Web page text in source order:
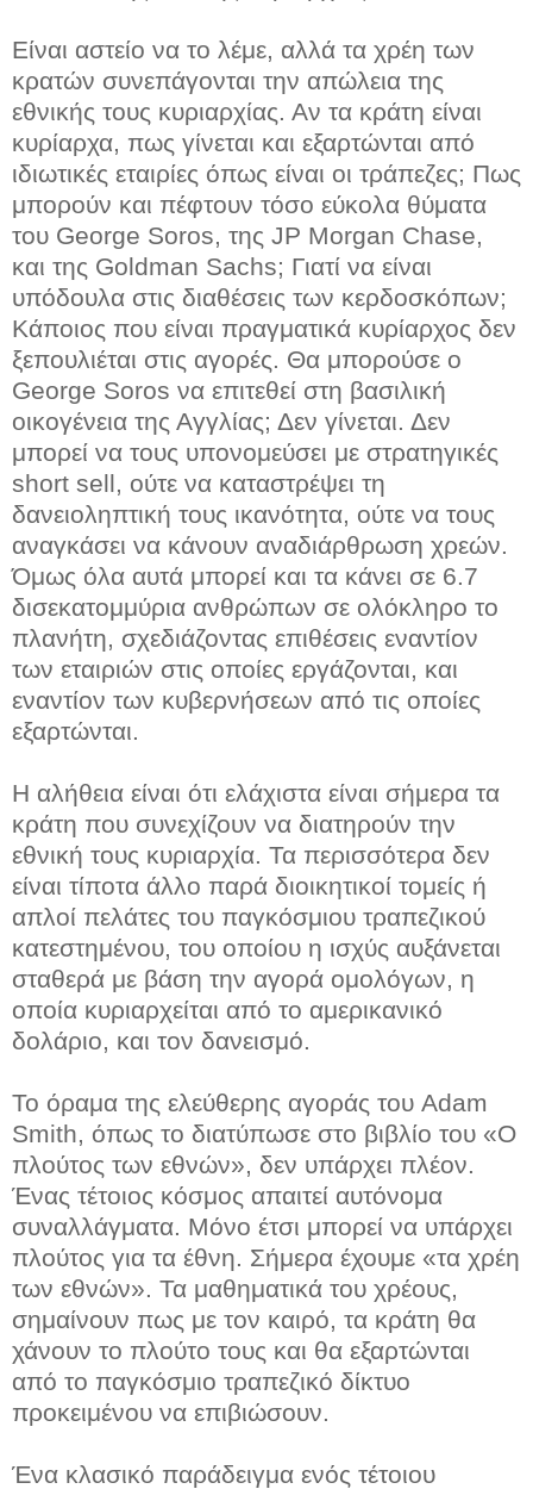
Είναι αστείο να το λέμε, αλλά τα χρέη των
κρατών συνεπάγονται την απώλεια της
εθνικής τους κυριαρχίας. Αν τα κράτη είναι
κυρίαρχα, πως γίνεται και εξαρτώνται από
ιδιωτικές εταιρίες όπως είναι οι τράπεζες; Πως
μπορούν και πέφτουν τόσο εύκολα θύματα
του George Soros, της JP Morgan Chase,
και της Goldman Sachs; Γιατί να είναι
υπόδουλα στις διαθέσεις των κερδοσκόπων;
Κάποιος που είναι πραγματικά κυρίαρχος δεν
ξεπουλιέται στις αγορές. Θα μπορούσε ο
George Soros να επιτεθεί στη βασιλική
οικογένεια της Αγγλίας; Δεν γίνεται. Δεν
μπορεί να τους υπονομεύσει με στρατηγικές
short sell, ούτε να καταστρέψει τη
δανειοληπτική τους ικανότητα, ούτε να τους
αναγκάσει να κάνουν αναδιάρθρωση χρεών.
Όμως όλα αυτά μπορεί και τα κάνει σε 6.7
δισεκατομμύρια ανθρώπων σε ολόκληρο το
πλανήτη, σχεδιάζοντας επιθέσεις εναντίον
των εταιριών στις οποίες εργάζονται, και
εναντίον των κυβερνήσεων από τις οποίες
εξαρτώνται.
Η αλήθεια είναι ότι ελάχιστα είναι σήμερα τα
κράτη που συνεχίζουν να διατηρούν την
εθνική τους κυριαρχία. Τα περισσότερα δεν
είναι τίποτα άλλο παρά διοικητικοί τομείς ή
απλοί πελάτες του παγκόσμιου τραπεζικού
κατεστημένου, του οποίου η ισχύς αυξάνεται
σταθερά με βάση την αγορά ομολόγων, η
οποία κυριαρχείται από το αμερικανικό
δολάριο, και τον δανεισμό.
Το όραμα της ελεύθερης αγοράς του Adam
Smith, όπως το διατύπωσε στο βιβλίο του «Ο
πλούτος των εθνών», δεν υπάρχει πλέον.
Ένας τέτοιος κόσμος απαιτεί αυτόνομα
συναλλάγματα. Μόνο έτσι μπορεί να υπάρχει
πλούτος για τα έθνη. Σήμερα έχουμε «τα χρέη
των εθνών». Τα μαθηματικά του χρέους,
σημαίνουν πως με τον καιρό, τα κράτη θα
χάνουν το πλούτο τους και θα εξαρτώνται
από το παγκόσμιο τραπεζικό δίκτυο
προκειμένου να επιβιώσουν.
Ένα κλασικό παράδειγμα ενός τέτοιου